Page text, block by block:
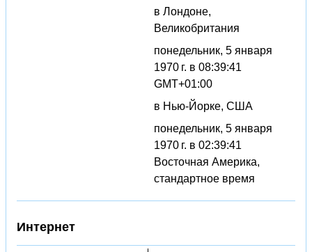
в Лондоне,
Великобритания
понедельник, 5 января
1970 г. в 08:39:41
GMT+01:00
в Нью-Йорке, США
понедельник, 5 января
1970 г. в 02:39:41
Восточная Америка,
стандартное время
Интернет